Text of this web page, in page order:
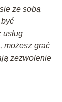
ze sobą
możesz grać
zezwolenie